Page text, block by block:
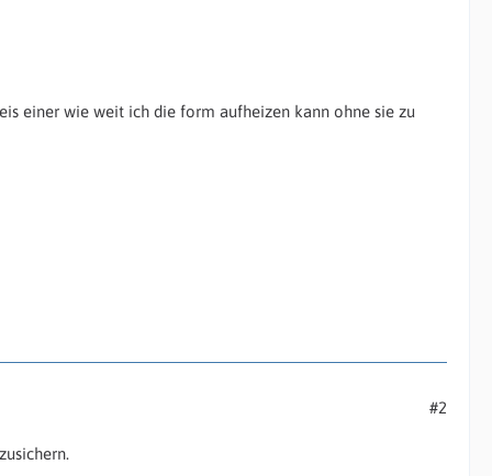
einer wie weit ich die form aufheizen kann ohne sie zu
#2